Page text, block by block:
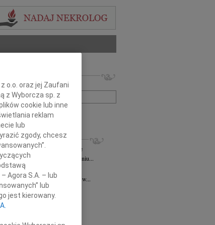
lub numer ogłoszenia:
+ szukanie zaawansowane
10.11.2025
Kielce
smutkiem informujemy, że w dniu...
11.07.2025
2025 roku o godzinie 18.00 w...
Horecka05.03.2025
podziękowania Wszystkim,...
Kielce
o.o. oraz jej Zaufani
z Wyborcza sp. z
cookie lub inne
reklam
lub
zgody, chcesz
Agora S.A. – lub
lub
jest kierowany.